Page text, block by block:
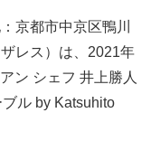
京都市中京区鴨川
レス）は、2021年
ン シェフ 井上勝人
ル by Katsuhito